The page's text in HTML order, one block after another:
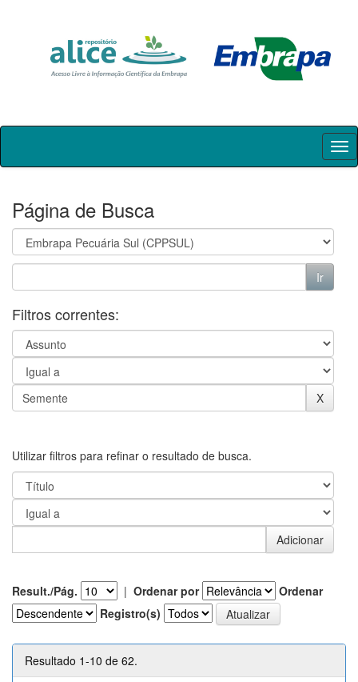
Skip
Página de Busca
Filtros correntes:
Utilizar filtros para refinar o resultado de busca.
Result./Pág. | Ordenar por
Ordenar
Registro(s)
Resultado 1-10 de 62.